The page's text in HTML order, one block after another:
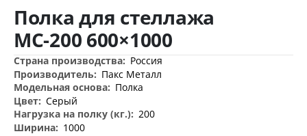
к
началу
изображений
Полка для стеллажа
МС-200 600×1000
Дополнительная
информация
Россия
Пакс Металл
Полка
Серый
200
1000